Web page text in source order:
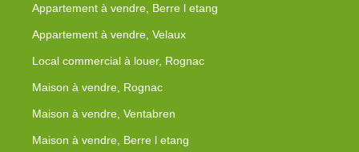
Appartement à vendre, Berre l etang
Appartement à vendre, Velaux
Local commercial à louer, Rognac
Maison à vendre, Rognac
Maison à vendre, Ventabren
Maison à vendre, Berre l etang